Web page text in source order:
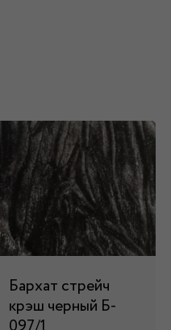
Бархат стрейч
крэш черный Б-